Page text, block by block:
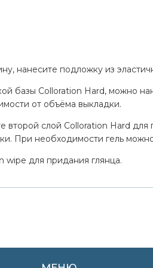
нанесите подложку из
базы Colloration Hard, можно
от объёма выкладки.
второй слой Colloration Hard
При необходимости гель
для придания глянца.